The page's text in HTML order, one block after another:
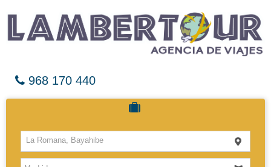
968 170 440
Hoteles
La Romana, Bayahibe